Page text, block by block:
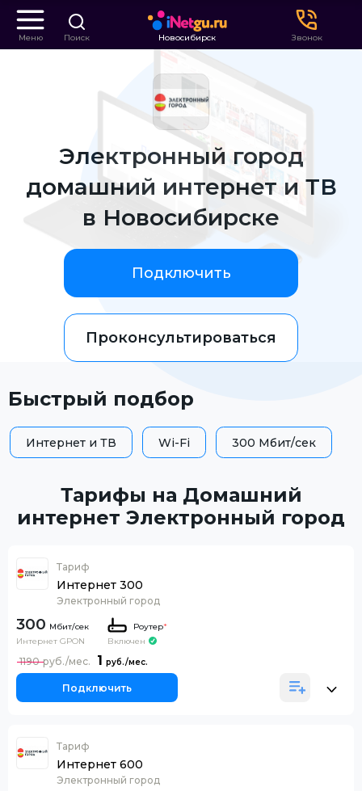
Меню Поиск Новосибирск Звонок
Электронный город
домашний интернет и ТВ
в Новосибирске
Подключить
Проконсультироваться
Быстрый подбор
Интернет и ТВ Wi-Fi 300 Мбит/сек
Тарифы на Домашний
интернет Электронный город
Тариф
Интернет 300
Электронный город
300
Интернет GPON
Роутер*
Включен
1
1190
Подключить
Тариф
Интернет 600
Электронный город